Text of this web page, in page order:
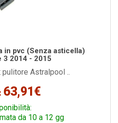
in pvc (Senza asticella)
3 2014 - 2015
pulitore Astralpool ..
63,91€
da 10 a 12 gg